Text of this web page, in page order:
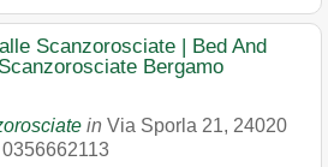
Scanzorosciate | Bed And
Bergamo
in Via Sporla 21, 24020